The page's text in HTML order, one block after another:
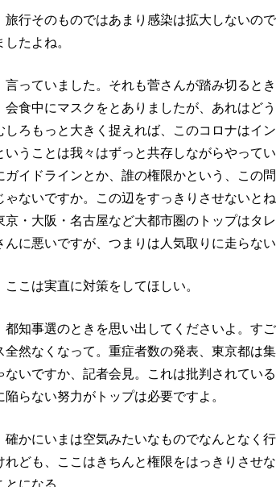
旅行そのものではあまり感染は拡大しないの
したよね。
言っていました。それも菅さんが踏み切ると
会食中にマスクをとありましたが、あれはど
しろもっと大きく捉えれば、このコロナはイ
いうことは我々はずっと共存しながらやって
ガイドラインとか、誰の権限かという、この
ゃないですか。この辺をすっきりさせないと
京・大阪・名古屋など大都市圏のトップはタ
んに悪いですが、つまりは人気取りに走らない
ここは実直に対策をしてほしい。
都知事選のときを思い出してくださいよ。す
全然なくなって。重症者数の発表、東京都は
ないですか、記者会見。これは批判されてい
陥らない努力がトップは必要ですよ。
確かにいまは空気みたいなものでなんとなく
れども、ここはきちんと権限をはっきりさせ
とになる。